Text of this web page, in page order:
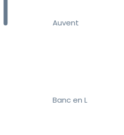
Auvent
Banc en L